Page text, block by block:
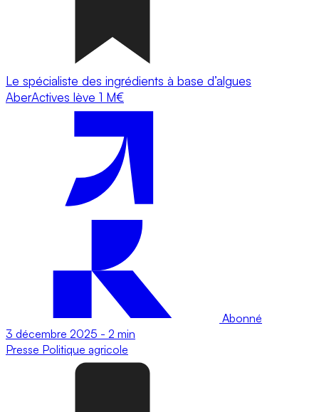
Le spécialiste des ingrédients à base d’algues
AberActives lève 1 M€
Abonné
3 décembre 2025 - 2 min
Presse Politique agricole